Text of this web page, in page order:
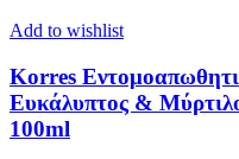
Add to wishlist
Korres
Ευκάλυπτος &
100ml